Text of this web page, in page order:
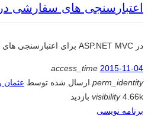
اعتبارسنجی های سفارشی در ASP.NET MVC
در ASP.NET MVC برای اعتبارسنجی های سمت سرور…
access_time 2015-11-04
perm_identity ارسال شده توسط عثمان
visibility4.66k بازدید
برنامه نویسی